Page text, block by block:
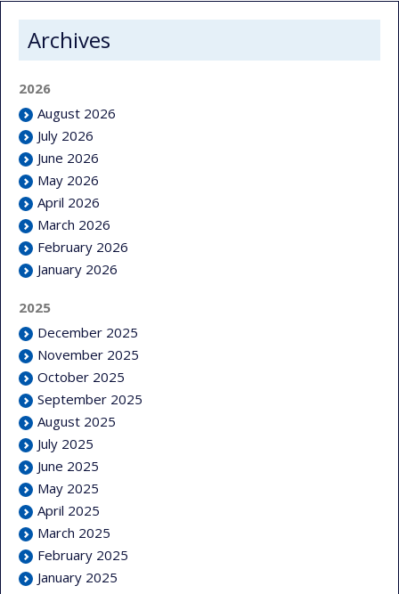
Archives
2026
August 2026
July 2026
June 2026
May 2026
April 2026
March 2026
February 2026
January 2026
2025
December 2025
November 2025
October 2025
September 2025
August 2025
July 2025
June 2025
May 2025
April 2025
March 2025
February 2025
January 2025